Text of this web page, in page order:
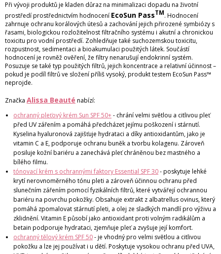
Při vývoji produktů je kladen důraz na minimalizaci dopadu na životní
prostředí prostřednictvím hodnocení EcoSun PassTM. Hodnocení
zahrnuje ochranu korálových útesů a zachování jejich přirozené symbiózy s
řasami, biologickou rozložitelnost filtračního systému i akutní a chronickou
toxicitu pro vodní prostředí. Zohledňuje také suchozemskou toxicitu,
rozpustnost, sedimentaci a bioakumulaci použitých látek. Součástí
hodnocení je rovněž ověření, že filtry nenarušují endokrinní systém.
Posuzuje se také typ použitých filtrů, jejich koncentrace a relativní účinnost –
pokud je podíl filtrů ve složení příliš vysoký, produkt testem EcoSun Pass™
neprojde.
Značka Alissa Beauté nabízí:
ochranný pleťový krém Sun SPF 50+- chrání velmi světlou a citlivou pleť
před UV zářením a pomáhá předcházet jejímu poškození i stárnutí.
Kyselina hyaluronová zajišťuje hydrataci a díky antioxidantům, jako je
vitamin C a E, podporuje ochranu buněk a tvorbu kolagenu. Zároveň
posiluje kožní bariéru a zanechává pleť chráněnou bez mastného a
bílého filmu.
tónovací krém s ochrannými faktory Essential SPF 30- poskytuje lehké
krytí nerovnoměrného tónu pleti a zároveň účinnou ochranu před
slunečním zářením pomocí fyzikálních filtrů, které vytvářejí ochrannou
bariéru na povrchu pokožky. Obsahuje extrakt z albatrellus ovinus, který
pomáhá zpomalovat stárnutí pleti, a olej ze sladkých mandlí pro výživu a
zklidnění. Vitamin E působí jako antioxidant proti volným radikálům a
betain podporuje hydrataci, zjemňuje pleť a zvyšuje její komfort.
ochranný tělový krém SPF 50- je vhodný pro velmi světlou a citlivou
pokožku a lze jej používat i u dětí. Poskytuje vysokou ochranu před UVA,